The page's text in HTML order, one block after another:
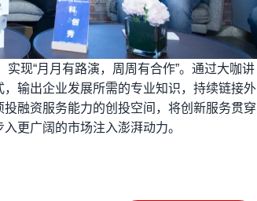
现“月月有路演，周周有合作”。通过大咖讲
输出企业发展所需的专业知识，持续链接外
融资服务能力的创投空间，将创新服务贯穿
更广阔的市场注入澎湃动力。